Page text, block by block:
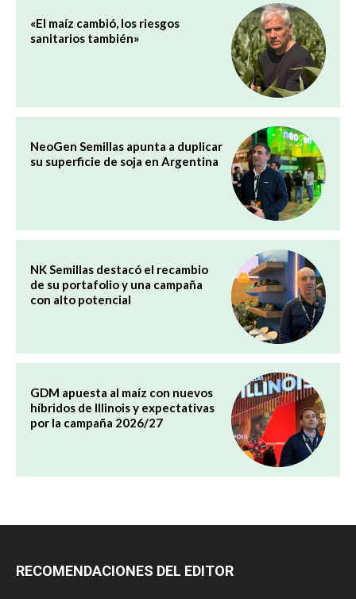
«El maíz cambió, los riesgos
sanitarios también»
NeoGen Semillas apunta a duplicar
su superficie de soja en Argentina
NK Semillas destacó el recambio
de su portafolio y una campaña
con alto potencial
GDM apuesta al maíz con nuevos
híbridos de Illinois y expectativas
por la campaña 2026/27
RECOMENDACIONES DEL EDITOR